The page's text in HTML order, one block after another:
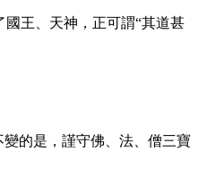
王、天神，正可謂“其道甚
的是，謹守佛、法、僧三寶